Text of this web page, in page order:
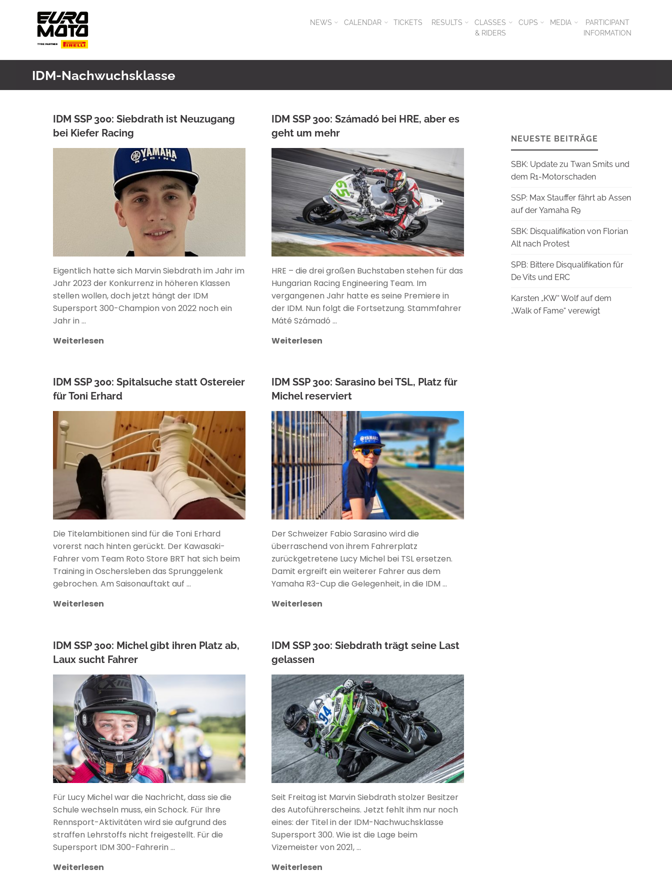
NEWS CALENDAR TICKETS RESULTS
CLASSES
& RIDERS
CUPS MEDIA
PARTICIPANT
INFORMATION
IDM-Nachwuchsklasse
IDM SSP 300: Siebdrath ist Neuzugang
bei Kiefer Racing
Eigentlich hatte sich Marvin Siebdrath im Jahr im
Jahr 2023 der Konkurrenz in höheren Klassen
stellen wollen, doch jetzt hängt der IDM
Supersport 300-Champion von 2022 noch ein
Jahr in …
Weiterlesen
IDM SSP 300: Számadó bei HRE, aber es
geht um mehr
ANKE WIECZOREK
HRE – die drei großen Buchstaben stehen für das
Hungarian Racing Engineering Team. Im
vergangenen Jahr hatte es seine Premiere in
der IDM. Nun folgt die Fortsetzung. Stammfahrer
Máté Számadó …
Weiterlesen
IDM SSP 300: Spitalsuche statt Ostereier
für Toni Erhard
ANKE WIECZOREK
Die Titelambitionen sind für die Toni Erhard
vorerst nach hinten gerückt. Der Kawasaki-
Fahrer vom Team Roto Store BRT hat sich beim
Training in Oschersleben das Sprunggelenk
gebrochen. Am Saisonauftakt auf …
Weiterlesen
IDM SSP 300: Sarasino bei TSL, Platz für
Michel reserviert
ANKE WIECZOREK
Der Schweizer Fabio Sarasino wird die
überraschend von ihrem Fahrerplatz
zurückgetretene Lucy Michel bei TSL ersetzen.
Damit ergreift ein weiterer Fahrer aus dem
Yamaha R3-Cup die Gelegenheit, in die IDM …
Weiterlesen
IDM SSP 300: Michel gibt ihren Platz ab,
Laux sucht Fahrer
Für Lucy Michel war die Nachricht, dass sie die
Schule wechseln muss, ein Schock. Für Ihre
Rennsport-Aktivitäten wird sie aufgrund des
straffen Lehrstoffs nicht freigestellt. Für die
Supersport IDM 300-Fahrerin …
Weiterlesen
IDM SSP 300: Siebdrath trägt seine Last
gelassen
ANKE WIECZOREK
Seit Freitag ist Marvin Siebdrath stolzer Besitzer
des Autoführerscheins. Jetzt fehlt ihm nur noch
eines: der Titel in der IDM-Nachwuchsklasse
Supersport 300. Wie ist die Lage beim
Vizemeister von 2021, …
Weiterlesen
NEUESTE BEITRÄGE
SBK: Update zu Twan Smits und
dem R1-Motorschaden
SSP: Max Stauffer fährt ab Assen
auf der Yamaha R9
SBK: Disqualifikation von Florian
Alt nach Protest
SPB: Bittere Disqualifikation für
De Vits und ERC
Karsten „KW“ Wolf auf dem
„Walk of Fame“ verewigt